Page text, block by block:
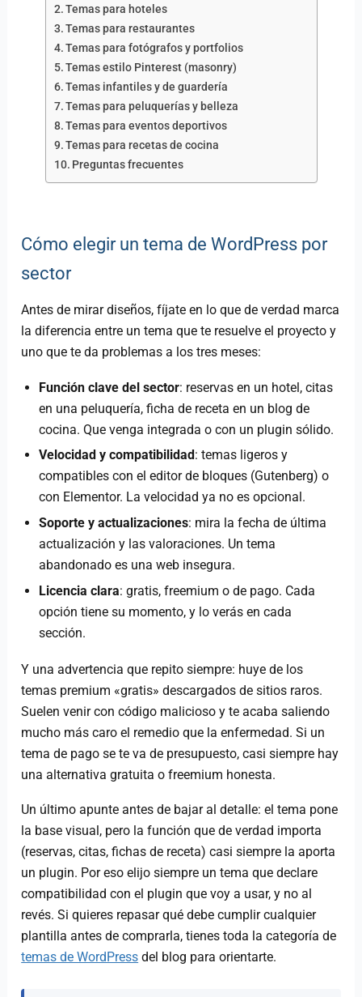
Temas para hoteles
Temas para restaurantes
Temas para fotógrafos y portfolios
Temas estilo Pinterest (masonry)
Temas infantiles y de guardería
Temas para peluquerías y belleza
Temas para eventos deportivos
Temas para recetas de cocina
Preguntas frecuentes
Cómo elegir un tema de WordPress por
sector
Antes de mirar diseños, fíjate en lo que de verdad marca
la diferencia entre un tema que te resuelve el proyecto y
uno que te da problemas a los tres meses:
Función clave del sector: reservas en un hotel, citas
en una peluquería, ficha de receta en un blog de
cocina. Que venga integrada o con un plugin sólido.
Velocidad y compatibilidad : temas ligeros y
compatibles con el editor de bloques (Gutenberg) o
con Elementor. La velocidad ya no es opcional.
Soporte y actualizaciones: mira la fecha de última
actualización y las valoraciones. Un tema
abandonado es una web insegura.
Licencia clara: gratis, freemium o de pago. Cada
opción tiene su momento, y lo verás en cada
sección.
Y una advertencia que repito siempre: huye de los
temas premium «gratis» descargados de sitios raros.
Suelen venir con código malicioso y te acaba saliendo
mucho más caro el remedio que la enfermedad. Si un
tema de pago se te va de presupuesto, casi siempre hay
una alternativa gratuita o freemium honesta.
Un último apunte antes de bajar al detalle: el tema pone
la base visual, pero la función que de verdad importa
(reservas, citas, fichas de receta) casi siempre la aporta
un plugin. Por eso elijo siempre un tema que declare
compatibilidad con el plugin que voy a usar, y no al
revés. Si quieres repasar qué debe cumplir cualquier
plantilla antes de comprarla, tienes toda la categoría de
temas de WordPress del blog para orientarte.